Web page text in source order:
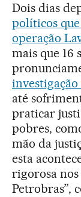
Dois dias
políticos
operação
mais que 16
até
praticar
pobres,
mão da
esta
rigorosa
Petrobras”,